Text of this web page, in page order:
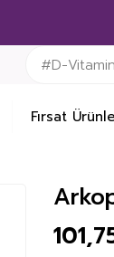
Fırsat